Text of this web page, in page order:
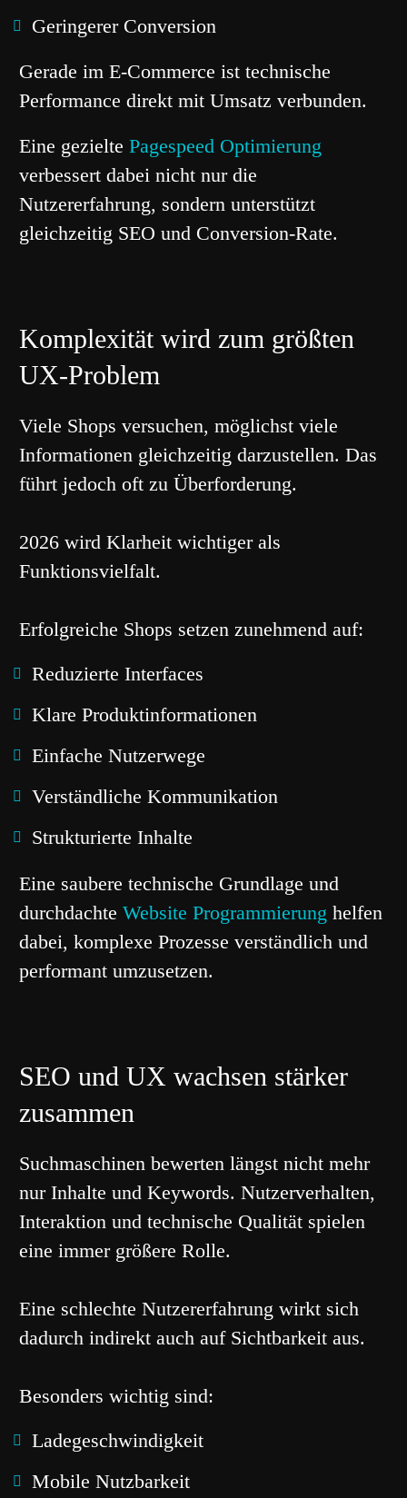
Geringerer Conversion
Gerade im E-Commerce ist technische
Performance direkt mit Umsatz verbunden.
Eine gezielte Pagespeed Optimierung
verbessert dabei nicht nur die
Nutzererfahrung, sondern unterstützt
gleichzeitig SEO und Conversion-Rate.
Komplexität wird zum größten
UX-Problem
Viele Shops versuchen, möglichst viele
Informationen gleichzeitig darzustellen. Das
führt jedoch oft zu Überforderung.
2026 wird Klarheit wichtiger als
Funktionsvielfalt.
Erfolgreiche Shops setzen zunehmend auf:
Reduzierte Interfaces
Klare Produktinformationen
Einfache Nutzerwege
Verständliche Kommunikation
Strukturierte Inhalte
Eine saubere technische Grundlage und
durchdachte Website Programmierung helfen
dabei, komplexe Prozesse verständlich und
performant umzusetzen.
SEO und UX wachsen stärker
zusammen
Suchmaschinen bewerten längst nicht mehr
nur Inhalte und Keywords. Nutzerverhalten,
Interaktion und technische Qualität spielen
eine immer größere Rolle.
Eine schlechte Nutzererfahrung wirkt sich
dadurch indirekt auch auf Sichtbarkeit aus.
Besonders wichtig sind:
Ladegeschwindigkeit
Mobile Nutzbarkeit